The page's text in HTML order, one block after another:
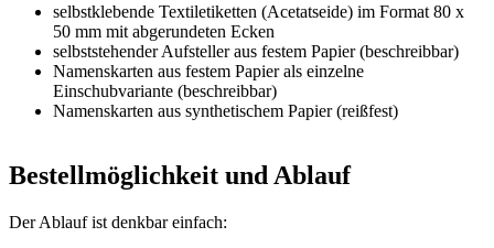
selbstklebende Textiletiketten (Acetatseide) im Format 80 x
50 mm mit abgerundeten Ecken
selbststehender Aufsteller aus festem Papier (beschreibbar)
Namenskarten aus festem Papier als einzelne
Einschubvariante (beschreibbar)
Namenskarten aus synthetischem Papier (reißfest)
Bestellmöglichkeit und Ablauf
Der Ablauf ist denkbar einfach: